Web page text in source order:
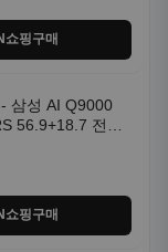
쇼핑구매
삼성 AI Q9000
56.9+18.7 전국
쇼핑구매